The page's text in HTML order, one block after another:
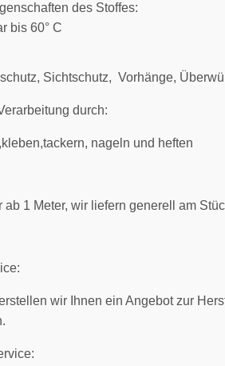
des Stoffes:
bis 60° C
Sichtschutz, Vorhänge,
durch:
nageln und heften
ab 1 Meter, wir liefern generell am
wir Ihnen ein Angebot zur